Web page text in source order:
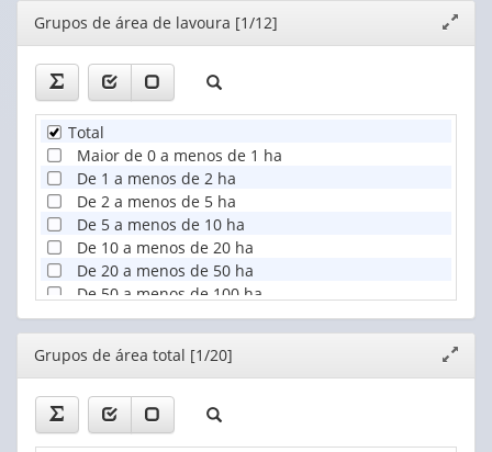
Editor
janela
Grupos de área de lavoura [1/12]
Total
Maior de 0 a menos de 1 ha
De 1 a menos de 2 ha
De 2 a menos de 5 ha
De 5 a menos de 10 ha
De 10 a menos de 20 ha
De 20 a menos de 50 ha
De 50 a menos de 100 ha
De 100 a menos de 200 ha
De 200 a menos de 500 ha
De 500 e mais ha
Produtor sem área de lavoura
Editor
janela
Grupos de área total [1/20]